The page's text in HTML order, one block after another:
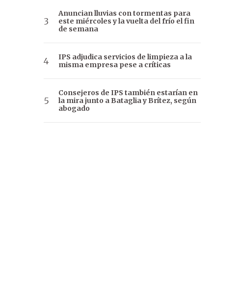
Anuncian lluvias con tormentas para
este miércoles y la vuelta del frío el fin
de semana
IPS adjudica servicios de limpieza a la
misma empresa pese a críticas
Consejeros de IPS también estarían en
la mira junto a Bataglia y Brítez, según
abogado